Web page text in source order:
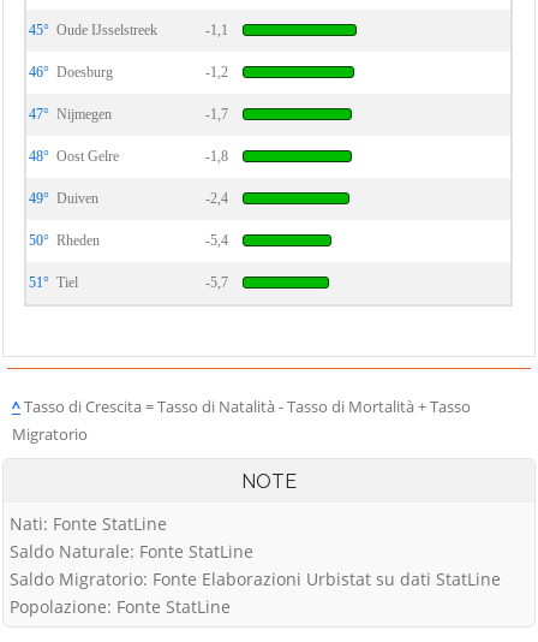
45° Oude IJsselstreek -1,1
46° Doesburg -1,2
47° Nijmegen -1,7
48° Oost Gelre -1,8
49° Duiven -2,4
50° Rheden -5,4
51° Tiel -5,7
^Tasso di Crescita = Tasso di Natalità - Tasso di Mortalità + Tasso
Migratorio
NOTE
Nati: Fonte StatLine
Saldo Naturale: Fonte StatLine
Saldo Migratorio: Fonte Elaborazioni Urbistat su dati StatLine
Popolazione: Fonte StatLine